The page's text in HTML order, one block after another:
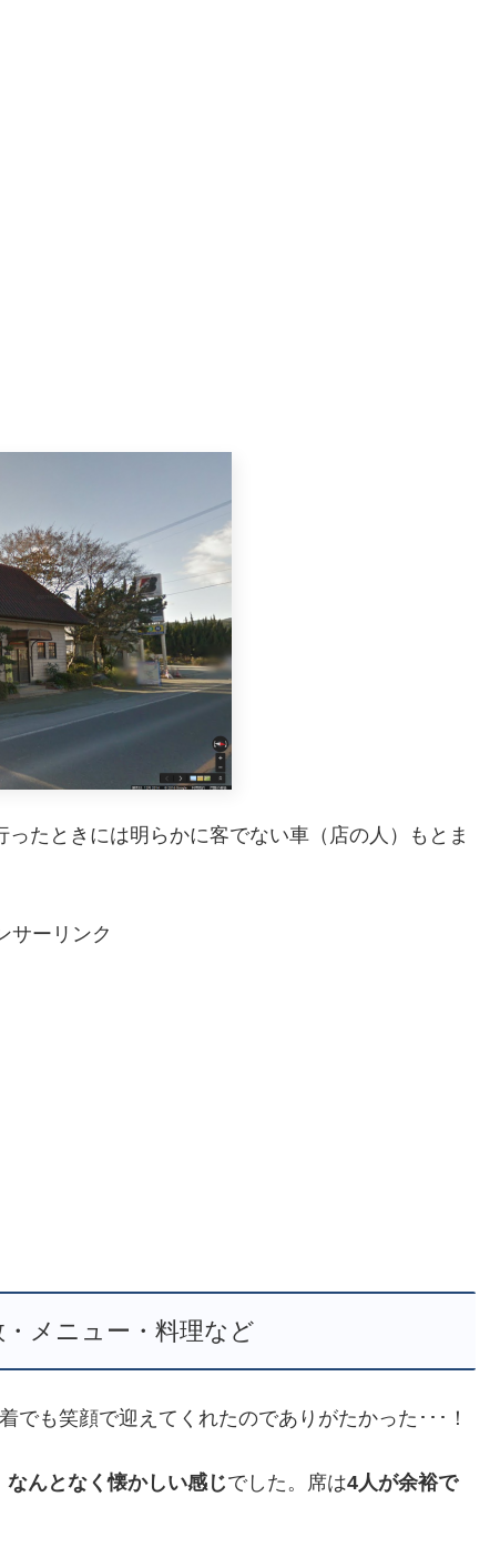
ったときには明らかに客でない車（店の人）もとま
サーリンク
メニュー・料理など
でも笑顔で迎えてくれたのでありがたかった･･･！
んとなく懐かしい感じでした。席は4人が余裕で